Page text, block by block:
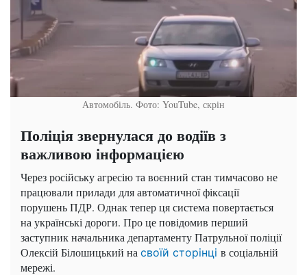
Автомобіль. Фото: YouTube, скрін
Поліція звернулася до водіїв з
важливою інформацією
Через російську агресію та воєнний стан тимчасово не
працювали прилади для автоматичної фіксації
порушень ПДР. Однак тепер ця система повертається
на українські дороги. Про це повідомив перший
заступник начальника департаменту Патрульної поліції
Олексій Білошицький на своїй сторінці в соціальній
мережі.